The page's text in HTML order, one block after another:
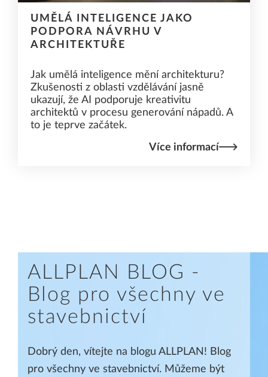
UMĚLÁ INTELIGENCE JAKO
PODPORA NÁVRHU V
ARCHITEKTUŘE
Jak umělá inteligence mění architekturu?
Zkušenosti z oblasti vzdělávání jasně
ukazují, že AI podporuje kreativitu
architektů v procesu generování nápadů. A
to je teprve začátek.
Více informací
ALLPLAN BLOG -
Blog pro všechny ve
stavebnictví
Dobrý den, vítejte na blogu ALLPLAN! Blog
pro všechny ve stavebnictví. Můžeme být